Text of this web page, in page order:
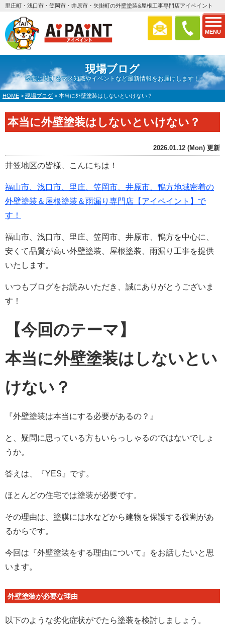
MENU
里庄町・浅口市・笠岡市・井原市・矢掛町の外壁塗装&屋根工事専門店アイペイント
現場ブログ
塗装に関するマメ知識やイベントなど最新情報をお届けします！
HOME > 現場ブログ > 本当に外壁塗装はしないといけない？
本当に外壁塗装はしないといけない？
2026.01.12 (Mon) 更新
井笠地区の皆様、こんにちは！
福山市、浅口市、里庄、笠岡市、井原市、鴨方地域密着の
外壁塗装＆屋根塗装＆雨漏り専門店【アイペイント】で
す！
福山市、浅口市、里庄、笠岡市、井原市、鴨方を中心に、
安くて品質が高い外壁塗装、屋根塗装、雨漏り工事を提供
いたします。
いつもブログをお読みいただき、誠にありがとうございま
す！
【今回のテーマ】
本当に外壁塗装はしないとい
けない？
『外壁塗装は本当にする必要があるの？』
と、疑問に思っている方もいらっしゃるのではないでしょ
うか。
答えは、『YES』です。
ほとんどの住宅では塗装が必要です。
その理由は、塗膜には水などから建物を保護する役割があ
るからです。
今回は『外壁塗装をする理由について』をお話したいと思
います。
外壁塗装が必要な理由
以下のような劣化症状がでたら塗装を検討しましょう。